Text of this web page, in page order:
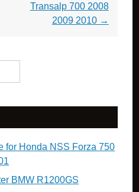
Transalp 700 2008
2009 2010 →
for Honda NSS Forza 750
BMW R1200GS